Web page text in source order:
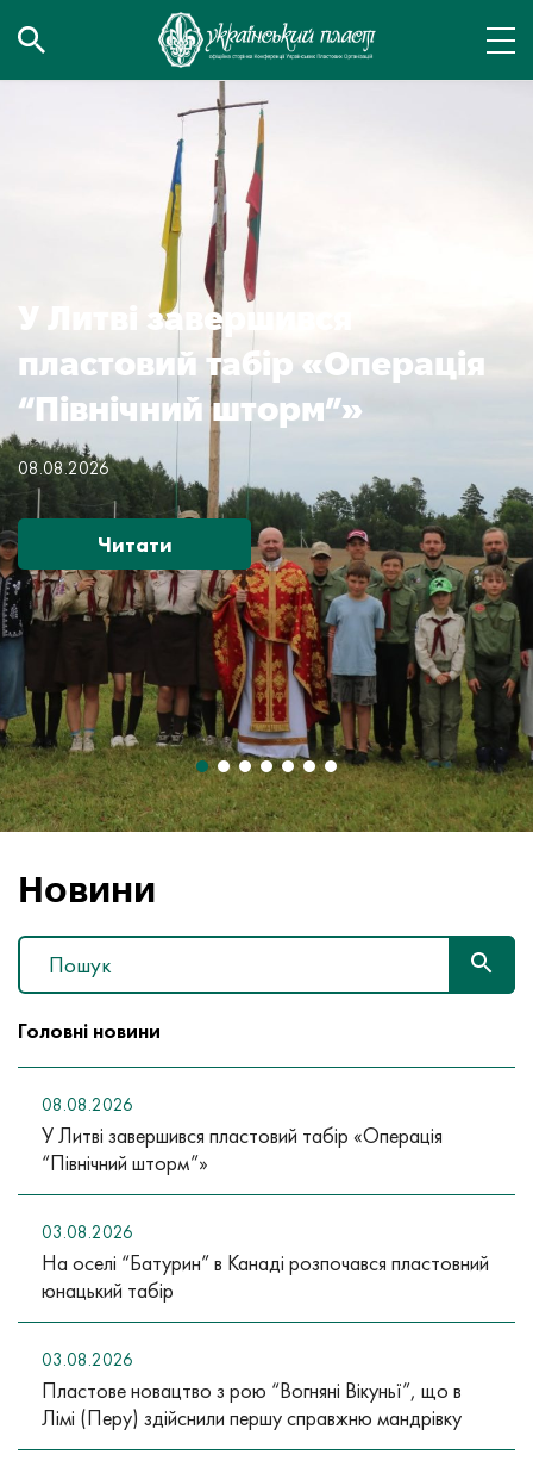
У Литві завершився
пластовий табір «Операція
“Північний шторм”»
08.08.2026
Читати
Новини
Головні новини
08.08.2026
У Литві завершився пластовий табір «Операція
“Північний шторм”»
03.08.2026
На оселі “Батурин” в Канаді розпочався пластовний
юнацький табір
03.08.2026
Пластове новацтво з рою “Вогняні Вікуньї”, що в
Лімі (Перу) здійснили першу справжню мандрівку